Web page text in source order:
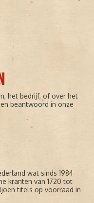
het bedrijf, of over het
beantwoord in onze
wat sinds 1984
kranten van 1720 tot
titels op voorraad in